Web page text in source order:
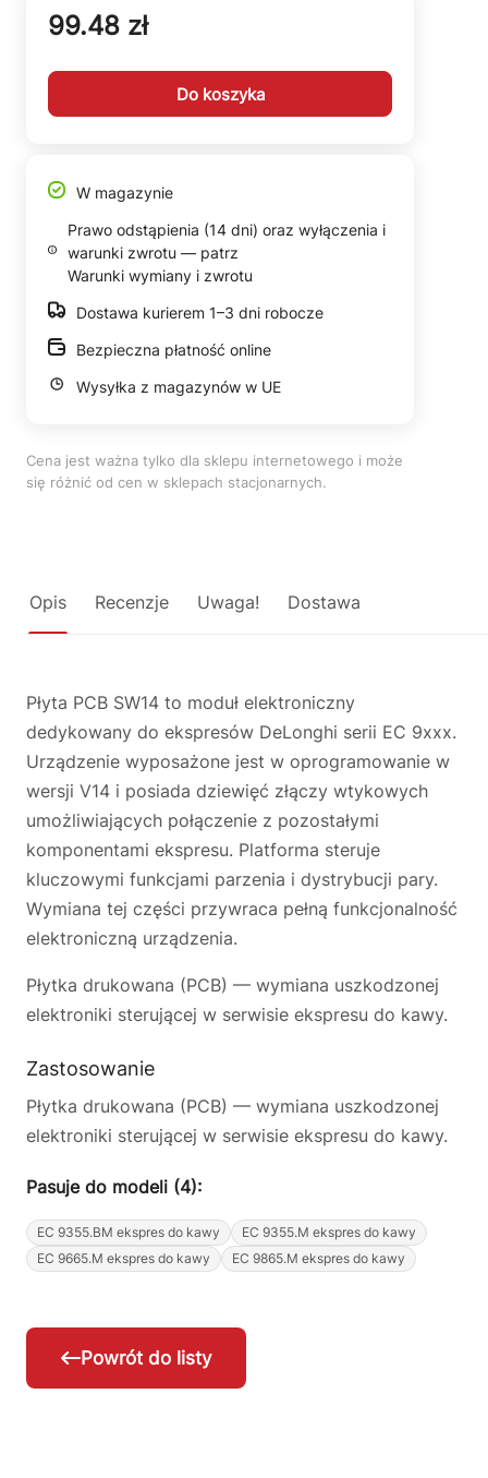
99.48 zł
Do koszyka
W magazynie
Prawo odstąpienia (14 dni) oraz wyłączenia i
warunki zwrotu — patrz
Warunki wymiany i zwrotu
Dostawa kurierem 1–3 dni robocze
Bezpieczna płatność online
Wysyłka z magazynów w UE
Cena jest ważna tylko dla sklepu internetowego i może
się różnić od cen w sklepach stacjonarnych.
Opis Recenzje Uwaga! Dostawa
Płyta PCB SW14 to moduł elektroniczny
dedykowany do ekspresów DeLonghi serii EC 9xxx.
Urządzenie wyposażone jest w oprogramowanie w
wersji V14 i posiada dziewięć złączy wtykowych
umożliwiających połączenie z pozostałymi
komponentami ekspresu. Platforma steruje
kluczowymi funkcjami parzenia i dystrybucji pary.
Wymiana tej części przywraca pełną funkcjonalność
elektroniczną urządzenia.
Płytka drukowana (PCB) — wymiana uszkodzonej
elektroniki sterującej w serwisie ekspresu do kawy.
Zastosowanie
Płytka drukowana (PCB) — wymiana uszkodzonej
elektroniki sterującej w serwisie ekspresu do kawy.
Pasuje do modeli (4):
EC 9355.BM ekspres do kawy
EC 9355.M ekspres do kawy
EC 9665.M ekspres do kawy
EC 9865.M ekspres do kawy
Powrót do listy